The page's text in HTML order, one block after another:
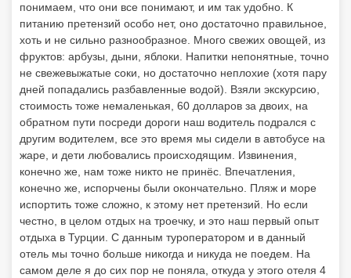
понимаем, что они все понимают, и им так удобно. К
питанию претензий особо нет, оно достаточно правильное,
хоть и не сильно разнообразное. Много свежих овощей, из
фруктов: арбузы, дыни, яблоки. Напитки непонятные, точно
не свежевыжатые соки, но достаточно неплохие (хотя пару
дней попадались разбавленные водой). Взяли экскурсию,
стоимость тоже немаленькая, 60 долларов за двоих, на
обратном пути посреди дороги наш водитель подрался с
другим водителем, все это время мы сидели в автобусе на
жаре, и дети любовались происходящим. Извинения,
конечно же, нам тоже никто не принёс. Впечатления,
конечно же, испорчены были окончательно. Пляж и море
испортить тоже сложно, к этому нет претензий. Но если
честно, в целом отдых на троечку, и это наш первый опыт
отдыха в Турции. С данным туроператором и в данный
отель мы точно больше никогда и никуда не поедем. На
самом деле я до сих пор не поняла, откуда у этого отеля 4